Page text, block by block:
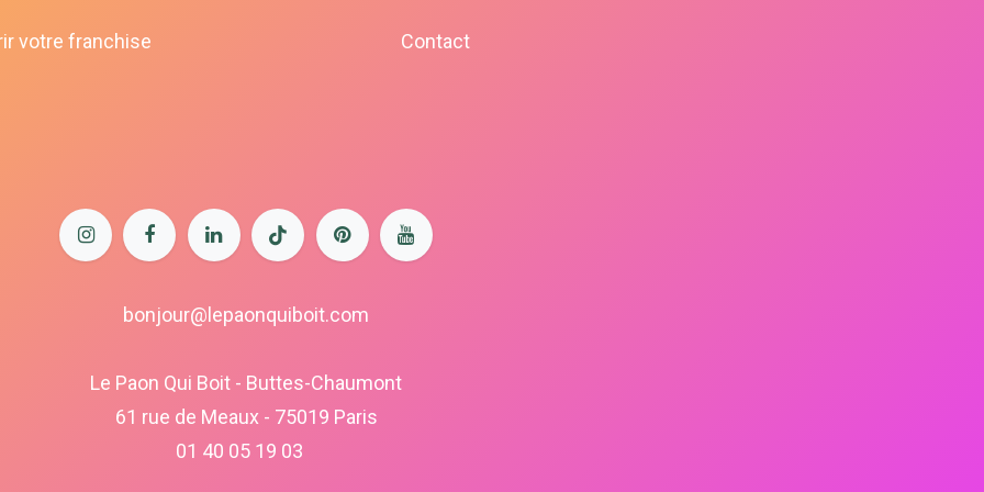
bonjour@lepaonquiboit.com
Le Paon Qui Boit - Buttes-Chaumont
61 rue de Meaux - 75019 Paris
01 40 05 19 03
Contact
votre franchise